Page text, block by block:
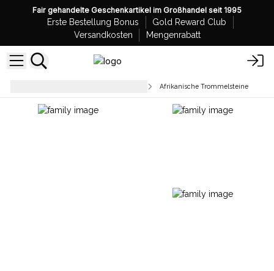
Fair gehandelte Geschenkartikel im Großhandel seit 1995
Erste Bestellung Bonus
Gold Reward Club
Versandkosten
Mengenrabatt
Afrikanische Trommelsteine